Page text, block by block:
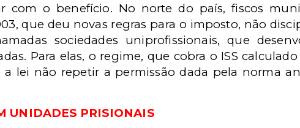
com o benefício. No norte do país, fiscos
que deu novas regras para o imposto, não
sociedades uniprofissionais, que
Para elas, o regime, que cobra o ISS
lei não repetir a permissão dada pela norma
UNIDADES PRISIONAIS